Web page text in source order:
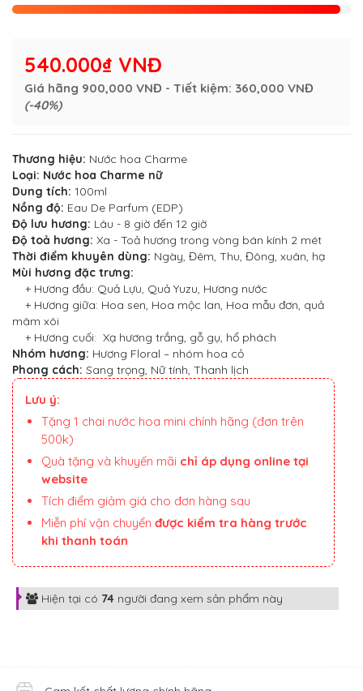
540.000₫ VNĐ
Giá hãng 900,000 VNĐ - Tiết kiệm: 360,000 VNĐ
(-40%)
Thương hiệu: Nước hoa Charme
Loại: Nước hoa Charme nữ
Dung tích: 100ml
Nồng độ: Eau De Parfum (EDP)
Độ lưu hương: Lâu - 8 giờ đến 12 giờ
Độ toả hương: Xa - Toả hương trong vòng bán kính 2 mét
Thời điểm khuyên dùng: Ngày, Đêm, Thu, Đông, xuân, hạ
Mùi hương đặc trưng:
+ Hương đầu: Quả Lựu, Quả Yuzu, Hương nước
+ Hương giữa: Hoa sen, Hoa mộc lan, Hoa mẫu đơn, quả
mâm xôi
+ Hương cuối: Xạ hương trắng, gỗ gụ, hổ phách
Nhóm hương: Hương Floral – nhóm hoa cỏ
Phong cách: Sang trọng, Nữ tính, Thanh lịch
Lưu ý:
Tặng 1 chai nước hoa mini chính hãng (đơn trên
500k)
Quà tặng và khuyến mãi chỉ áp dụng online tại
website
Tích điểm giảm giá cho đơn hàng sau
Miễn phí vận chuyển được kiểm tra hàng trước
khi thanh toán
Hiện tại có 74 người đang xem sản phẩm này